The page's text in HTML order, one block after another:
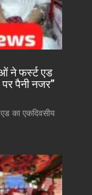
ने फर्स्ट एड
पैनी नजर”
का एकदिवसीय